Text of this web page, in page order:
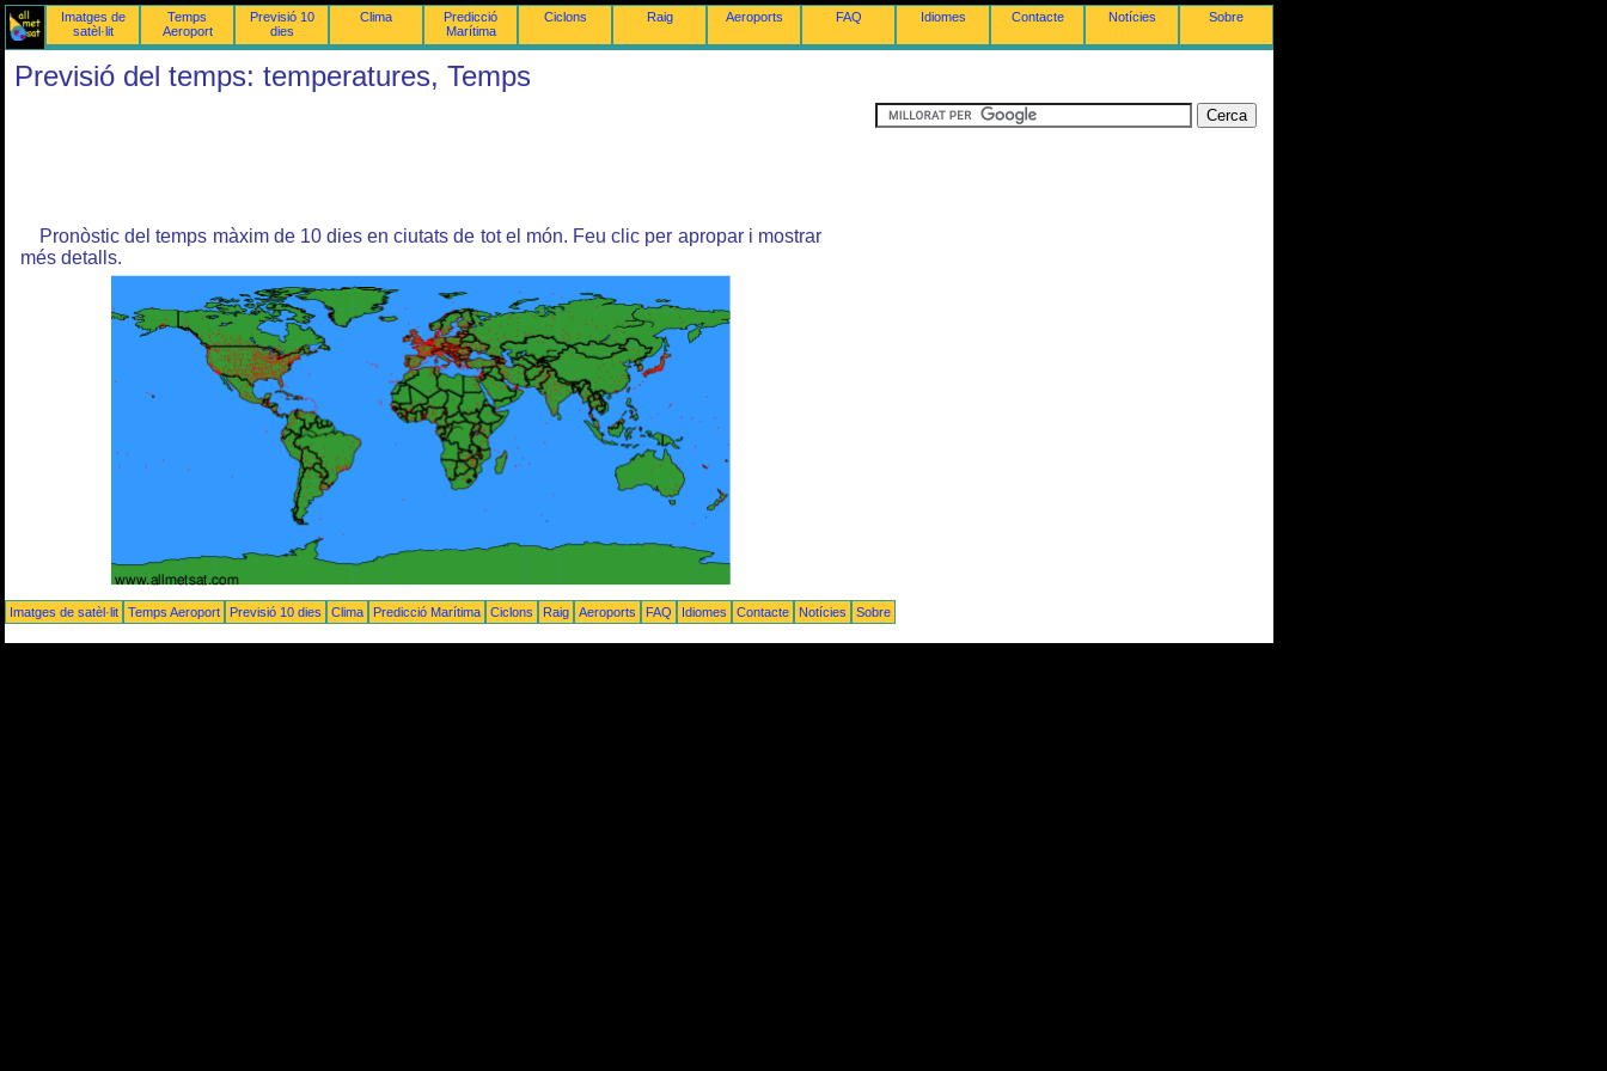
Imatges de
satèl·lit
Temps
Aeroport
Previsió 10
dies
Clima
Predicció
Marítima
Ciclons Raig Aeroports FAQ Idiomes Contacte Notícies Sobre
Previsió del temps: temperatures, Temps
Pronòstic del temps màxim de 10 dies en ciutats de tot el món. Feu clic per apropar i mostrar
més detalls.
Imatges de satèl·lit Temps Aeroport Previsió 10 dies Clima Predicció Marítima Ciclons Raig Aeroports FAQ Idiomes Contacte Notícies Sobre